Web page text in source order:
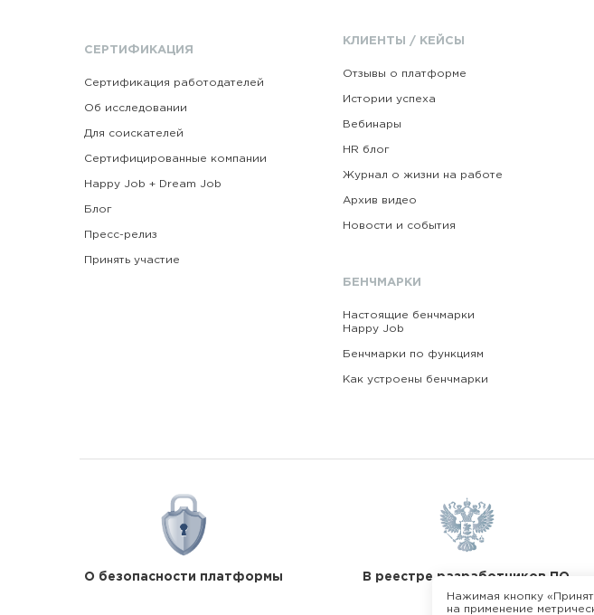
СЕРТИФИКАЦИЯ
Сертификация работодателей
Об исследовании
Для соискателей
Сертифицированные компании
Happy Job + Dream Job
Блог
Пресс-релиз
Принять участие
КЛИЕНТЫ / КЕЙСЫ
Отзывы о платформе
Истории успеха
Вебинары
HR блог
Журнал о жизни на работе
Архив видео
Новости и события
БЕНЧМАРКИ
Настоящие бенчмарки
Happy Job
Бенчмарки по функциям
Как устроены бенчмарки
О безопасности платформы В реестре разработчиков ПО
Нажимая кнопку
на применение